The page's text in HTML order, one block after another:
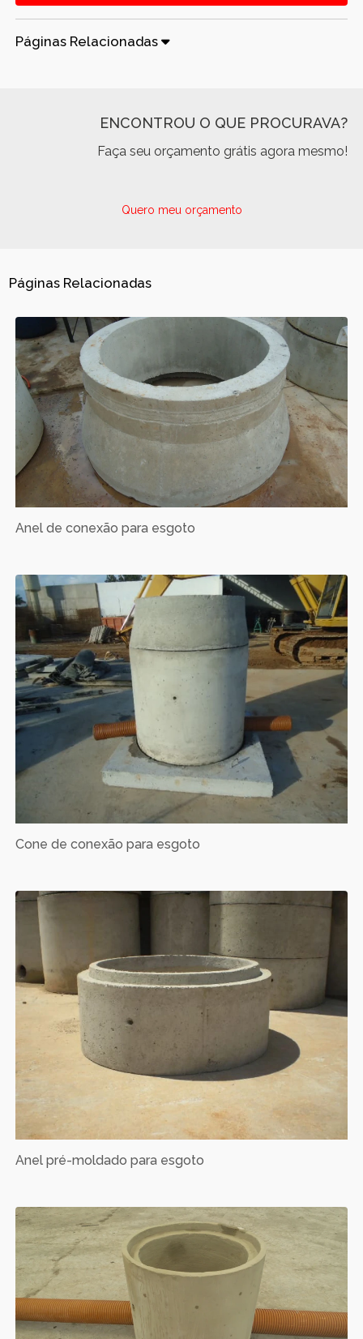
Páginas Relacionadas
ENCONTROU O QUE PROCURAVA?
Faça seu orçamento grátis agora mesmo!
Quero meu orçamento
Páginas Relacionadas
Anel de conexão para esgoto
Cone de conexão para esgoto
Anel pré-moldado para esgoto